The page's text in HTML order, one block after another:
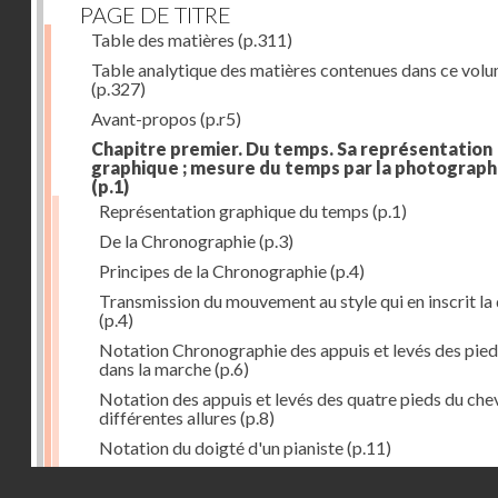
PAGE DE TITRE
Table des matières (p.311)
Table analytique des matières contenues dans ce
(p.327)
Avant-propos (p.r5)
Chapitre premier. Du temps. Sa représentation
graphique ; mesure du temps par la
(p.1)
Représentation graphique du temps (p.1)
De la Chronographie(p.3)
Principes de la Chronographie(p.4)
Transmission du mouvement au style qui en inscrit la
(p.4)
Notation Chronographie des appuis et levés des
dans la marche(p.6)
Notation des appuis et levés des quatre pieds du
différentes allures (p.8)
Notation du doigté d'un pianiste(p.11)